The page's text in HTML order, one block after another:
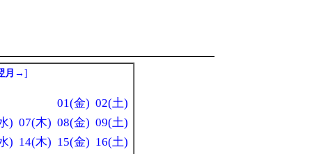
月→]
01(金) 02(土)
) 07(木) 08(金) 09(土)
) 14(木) 15(金) 16(土)